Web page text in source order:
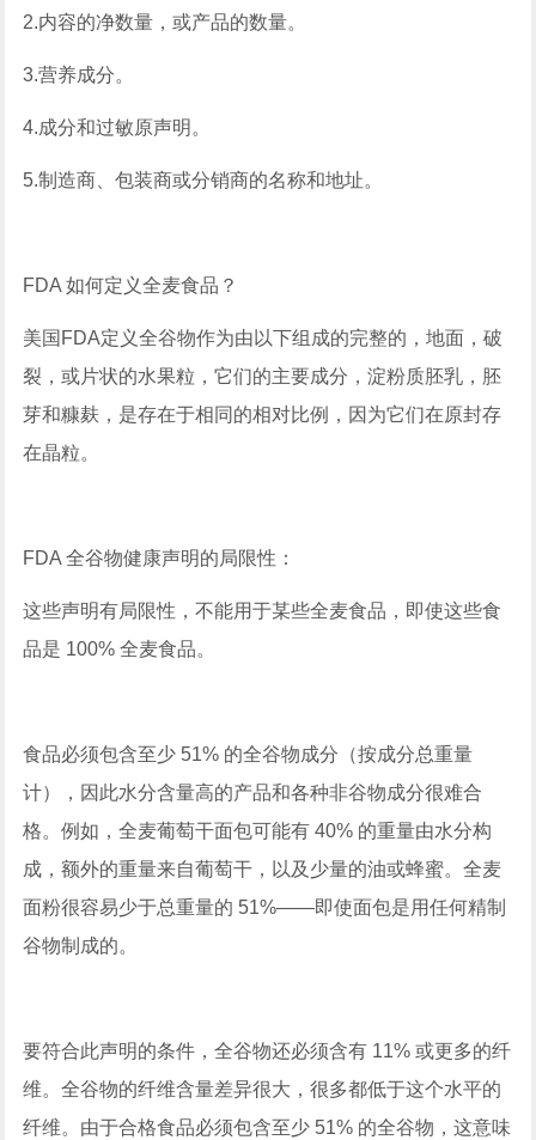
2.内容的净数量，或产品的数量。
3.营养成分。
4.成分和过敏原声明。
5.制造商、包装商或分销商的名称和地址。
FDA 如何定义全麦食品？
美国FDA定义全谷物作为由以下组成的完整的，地面，破
裂，或片状的水果粒，它们的主要成分，淀粉质胚乳，胚
芽和糠麸，是存在于相同的相对比例，因为它们在原封存
在晶粒。
FDA 全谷物健康声明的局限性：
这些声明有局限性，不能用于某些全麦食品，即使这些食
品是 100% 全麦食品。
食品必须包含至少 51% 的全谷物成分（按成分总重量
计），因此水分含量高的产品和各种非谷物成分很难合
格。例如，全麦葡萄干面包可能有 40% 的重量由水分构
成，额外的重量来自葡萄干，以及少量的油或蜂蜜。全麦
面粉很容易少于总重量的 51%——即使面包是用任何精制
谷物制成的。
要符合此声明的条件，全谷物还必须含有 11% 或更多的纤
维。全谷物的纤维含量差异很大，很多都低于这个水平的
纤维。由于合格食品必须包含至少 51% 的全谷物，这意味